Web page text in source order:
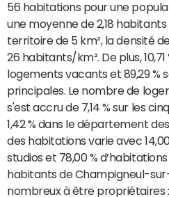
56 habitations pour une
une moyenne de 2,18
territoire de 5 km², la densité
26 habitants/km². De plus,
logements vacants et 89,29 %
principales. Le nombre de
s'est accru de 7,14 % sur les
1,42 % dans le département
des habitations varie avec
studios et 78,00 %
habitants de Champigneul-
nombreux à être propriétaires :